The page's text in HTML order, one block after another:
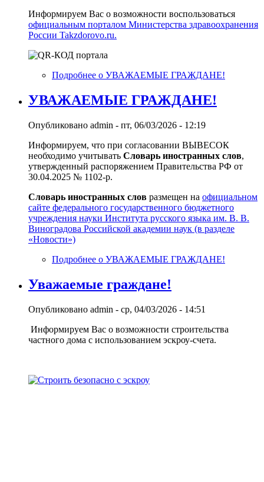
Информируем Вас о возможности воспользоваться
официальным порталом Министерства здравоохранения
России Takzdorovo.ru.
Подробнее о УВАЖАЕМЫЕ ГРАЖДАНЕ!
УВАЖАЕМЫЕ ГРАЖДАНЕ!
Опубликовано admin - пт, 06/03/2026 - 12:19
Информируем, что при согласовании ВЫВЕСОК
необходимо учитывать Словарь иностранных слов,
утвержденный распоряжением Правительства РФ от
30.04.2025 № 1102-р.
Словарь иностранных слов размещен на официальном
сайте федерального государственного бюджетного
учреждения науки Института русского языка им. В. В.
Виноградова Российской академии наук (в разделе
«Новости»)
Подробнее о УВАЖАЕМЫЕ ГРАЖДАНЕ!
Уважаемые граждане!
Опубликовано admin - ср, 04/03/2026 - 14:51
Информируем Вас о возможности строительства
частного дома с использованием эcкроу-счета.